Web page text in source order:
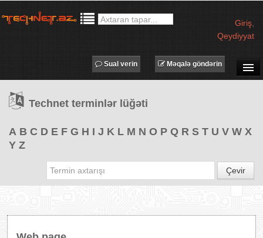
Giriş
Qeydiyyat
TƏDBİRLƏR
PROQRAMLAR
Məqalə göndərin
Sual verin
Technet terminlər lüğəti
A B C D E F G H I J K L M N O P Q R S T U V W X
Y Z
Çevir